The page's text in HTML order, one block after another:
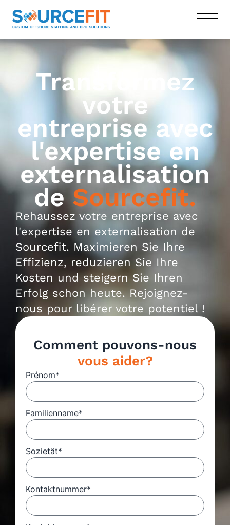
Transformez
votre
entreprise avec
l'expertise en
externalisation
deSourcefit.
Rehaussez votre entreprise avec
l'expertise en externalisation de
Sourcefit. Maximieren Sie Ihre
Effizienz, reduzieren Sie Ihre
Kosten und steigern Sie Ihren
Erfolg schon heute. Rejoignez-
nous pour libérer votre potentiel !
Comment pouvons-nous
vous aider?
Prénom*
Familienname*
Sozietät*
Kontaktnummer*